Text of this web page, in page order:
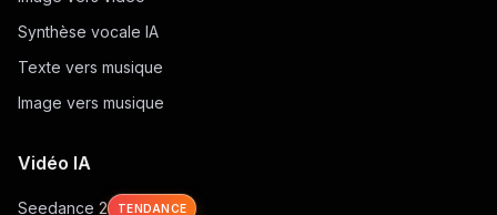
Synthèse vocale IA
Texte vers musique
Image vers musique
Vidéo IA
Seedance 2 TENDANCE